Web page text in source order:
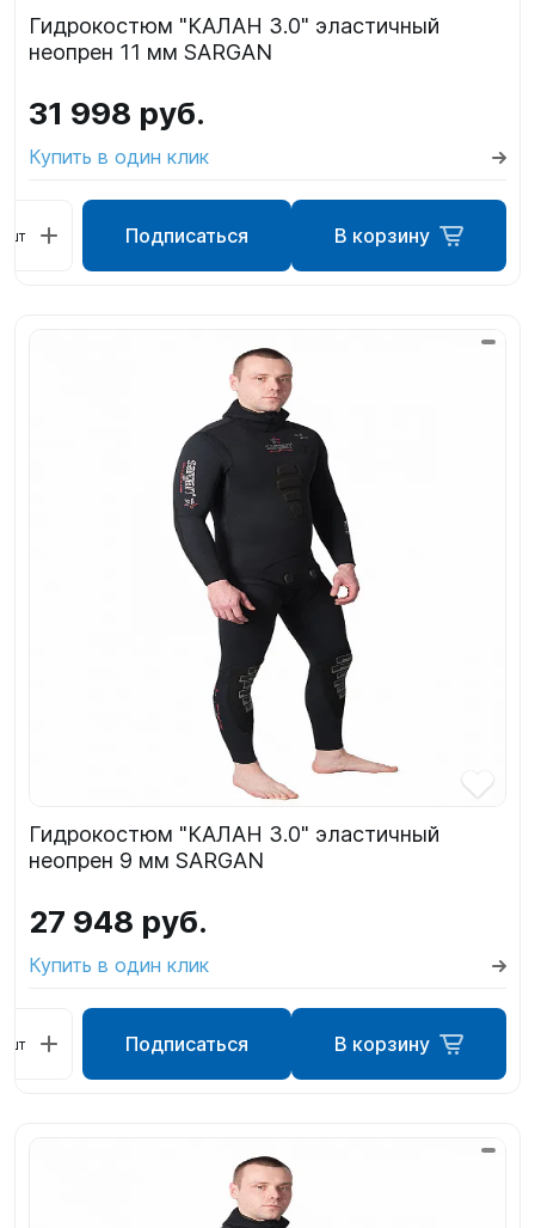
Гидрокостюм "КАЛАН 3.0" эластичный
неопрен 11 мм SARGAN
31 998 руб.
Купить в один клик
шт Подписаться В корзину
Гидрокостюм "КАЛАН 3.0" эластичный
неопрен 9 мм SARGAN
27 948 руб.
Купить в один клик
шт Подписаться В корзину